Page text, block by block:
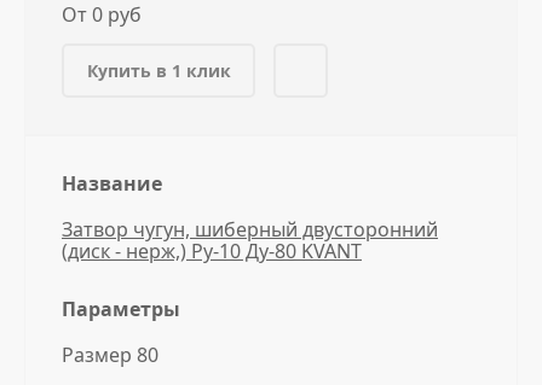
От 0 руб
Купить в 1 клик
Название
Затвор чугун, шиберный двусторонний
(диск - нерж,) Ру-10 Ду-80 KVANT
Параметры
Размер 80